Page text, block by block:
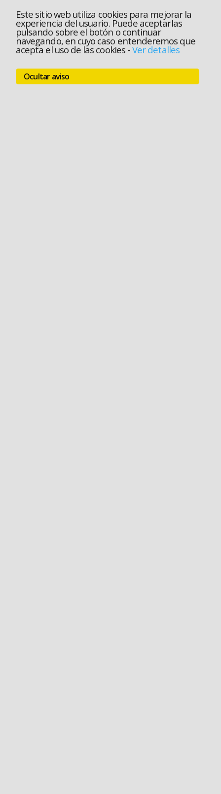
Este sitio web utiliza cookies para mejorar la
experiencia del usuario. Puede aceptarlas
pulsando sobre el botón o continuar
navegando, en cuyo caso entenderemos que
acepta el uso de las cookies-Ver detalles
Ocultar aviso